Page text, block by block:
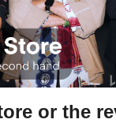
or the